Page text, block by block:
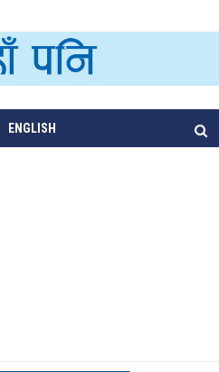
ENGLISH